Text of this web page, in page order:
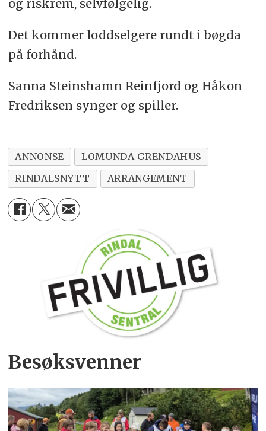
og riskrem, selvfølgelig.
Det kommer loddselgere rundt i bøgda
på forhånd.
Sanna Steinshamn Reinfjord og Håkon
Fredriksen synger og spiller.
ANNONSE
LOMUNDA GRENDAHUS
RINDALSNYTT
ARRANGEMENT
Besøksvenner